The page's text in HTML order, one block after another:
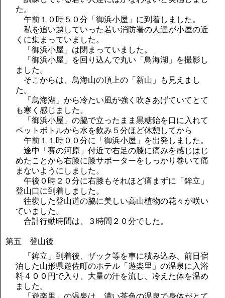
た。
午前１０時５０分「御浜小屋」に到着しました。
私を追い越していった若い消防署の人達が小屋の近
くに集まっていました。
「御浜小屋」は閉まっていました。
「御浜小屋」を回り込んで丸い「鳥海湖」を撮影し
ました。
そこからは、鳥海山の頂上の「新山」も見えまし
た。
「鳥海湖」から冷たい風が強く吹きあげていてとて
も寒く感じました。
「御浜小屋」の脇で立ったまま黒糖飴を口に入れて
ペットボトルから水を飲み５分ほど休憩してから
午前１１時００分に「御浜小屋」を出発しました。
途中「賽の河原」付近で右足の膝に痛みを感じはじ
めたことから右膝に膝サポーターをしっかり巻いて痛
まないようにしました。
午後０時２０分に右膝もそれほど痛まずに「鉾立」
登山口に到着しました。
往復した登山道の脇に美しい高山植物の花々が咲い
ていました。
合計行動時間は、３時間２０分でした。
第五 登山後
「鉾立」到着後、ザック等を車に積み込み、前日宿
泊した山形県遊佐町のホテル「遊楽里」の温泉に入浴
料４００円で入り、大量の汗を流し、冷えた体を温め
ました。
「遊楽里」の温泉は、濃い茶色の温泉で身体がとて